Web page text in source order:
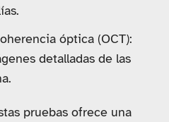
óptica (OCT):
detalladas de las
pruebas ofrece una